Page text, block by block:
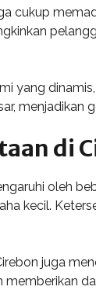
cukup
yang
menjadikan
di
oleh
kecil.
juga